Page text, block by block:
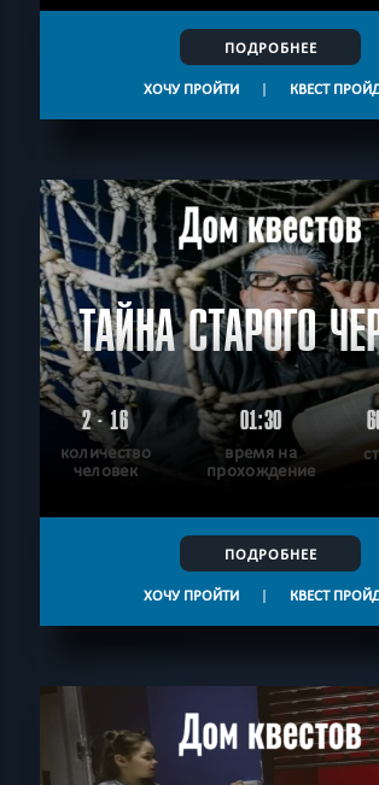
ПОДРОБНЕЕ
ХОЧУ ПРОЙТИ | КВЕСТ
ТАЙНА СТАРОГО
2 - 16
количество
человек
01:30
время на
прохождение
ПОДРОБНЕЕ
ХОЧУ ПРОЙТИ | КВЕСТ